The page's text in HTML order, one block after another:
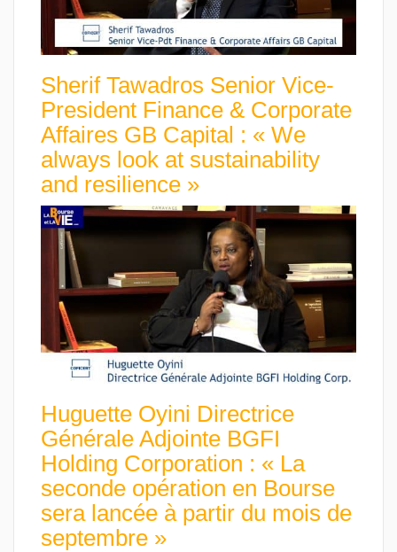
Sherif Tawadros Senior Vice-
President Finance & Corporate
Affaires GB Capital : « We
always look at sustainability
and resilience »
Huguette Oyini Directrice
Générale Adjointe BGFI
Holding Corporation : « La
seconde opération en Bourse
sera lancée à partir du mois de
septembre »